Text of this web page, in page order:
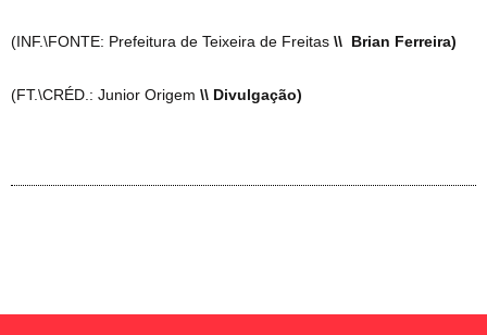
(INF.\FONTE: Prefeitura de Teixeira de Freitas \\ Brian Ferreira)
(FT.\CRÉD.: Junior Origem \\ Divulgação)